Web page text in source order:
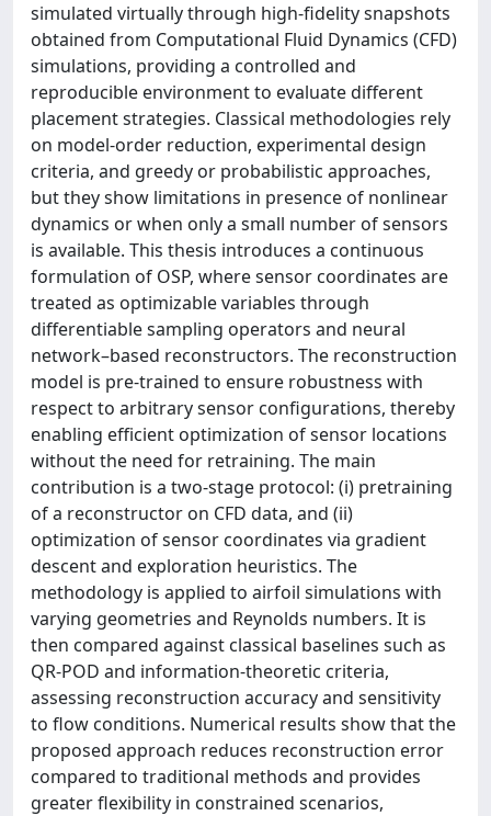
simulated virtually through high-fidelity snapshots
obtained from Computational Fluid Dynamics (CFD)
simulations, providing a controlled and
reproducible environment to evaluate different
placement strategies. Classical methodologies rely
on model-order reduction, experimental design
criteria, and greedy or probabilistic approaches,
but they show limitations in presence of nonlinear
dynamics or when only a small number of sensors
is available. This thesis introduces a continuous
formulation of OSP, where sensor coordinates are
treated as optimizable variables through
differentiable sampling operators and neural
network–based reconstructors. The reconstruction
model is pre-trained to ensure robustness with
respect to arbitrary sensor configurations, thereby
enabling efficient optimization of sensor locations
without the need for retraining. The main
contribution is a two-stage protocol: (i) pretraining
of a reconstructor on CFD data, and (ii)
optimization of sensor coordinates via gradient
descent and exploration heuristics. The
methodology is applied to airfoil simulations with
varying geometries and Reynolds numbers. It is
then compared against classical baselines such as
QR-POD and information-theoretic criteria,
assessing reconstruction accuracy and sensitivity
to flow conditions. Numerical results show that the
proposed approach reduces reconstruction error
compared to traditional methods and provides
greater flexibility in constrained scenarios,